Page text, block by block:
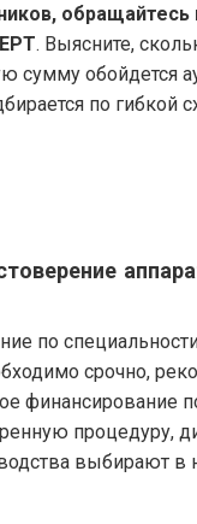
обращайтесь
. Выясните,
сумму обойдется
по гибкой
по
срочно,
финансирование
процедуру,
выбирают в